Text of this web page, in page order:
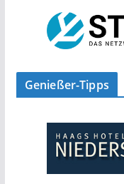
Genießer-Tipps